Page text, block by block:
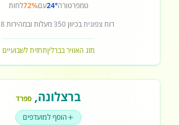
טמפרטורה24°עם72%לחות
רוחצפוניתבכיוון350מעלות ובמהירות8
מזג האוויר בברליןתחזית לשבועיים
ברצלונה, ספרד
הוסף למועדפים